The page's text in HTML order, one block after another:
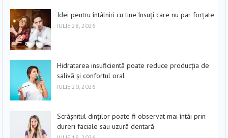
Idei pentru întâlniri cu tine însuți care nu par forțate
IULIE 28, 2026
Hidratarea insuficientă poate reduce producția de
salivă și confortul oral
IULIE 20, 2026
Scrâșnitul dinților poate fi observat mai întâi prin
dureri faciale sau uzură dentară